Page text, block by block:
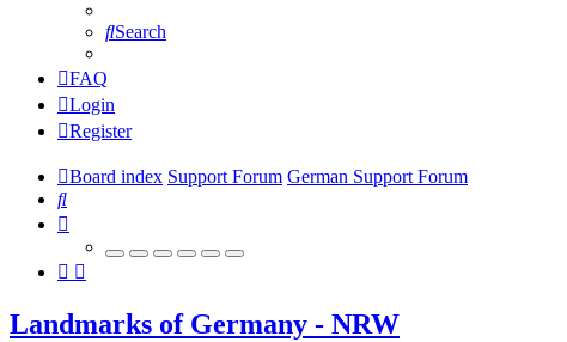
Search
FAQ
Login
Register
Board index Support Forum German Support Forum
Search
Landmarks of Germany - NRW